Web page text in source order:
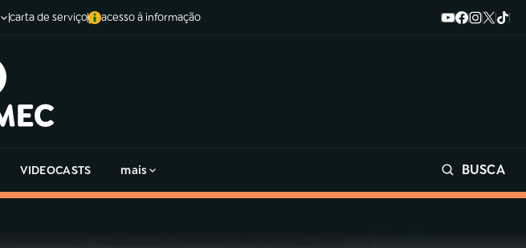
carta de serviço acesso à informação
VIDEOCASTS mais BUSCA